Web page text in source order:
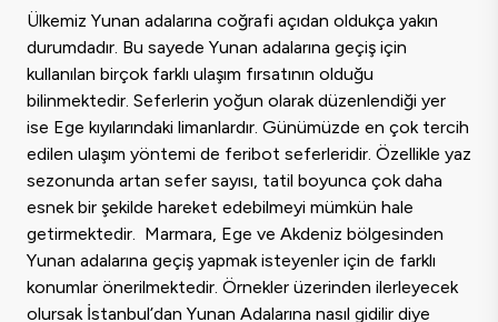
Ülkemiz Yunan adalarına coğrafi açıdan oldukça yakın
durumdadır. Bu sayede Yunan adalarına geçiş için
kullanılan birçok farklı ulaşım fırsatının olduğu
bilinmektedir. Seferlerin yoğun olarak düzenlendiği yer
ise Ege kıyılarındaki limanlardır. Günümüzde en çok tercih
edilen ulaşım yöntemi de feribot seferleridir. Özellikle yaz
sezonunda artan sefer sayısı, tatil boyunca çok daha
esnek bir şekilde hareket edebilmeyi mümkün hale
getirmektedir. Marmara, Ege ve Akdeniz bölgesinden
Yunan adalarına geçiş yapmak isteyenler için de farklı
konumlar önerilmektedir. Örnekler üzerinden ilerleyecek
olursak İstanbul’dan Yunan Adalarına nasıl gidilir diye